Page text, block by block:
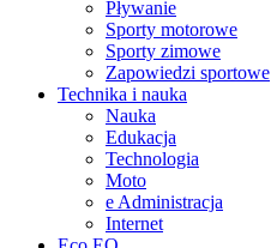
Pływanie
Sporty motorowe
Sporty zimowe
Zapowiedzi sportowe
Technika i nauka
Nauka
Edukacja
Technologia
Moto
e Administracja
Internet